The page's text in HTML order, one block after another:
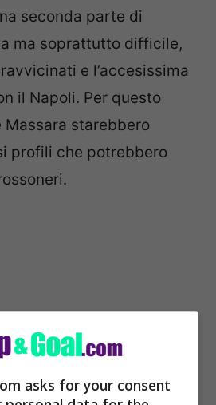
seconda parte di
ma soprattutto difficile,
e l’accesissima
il Napoli. Per questo
starebbero
profili che potrebbero
asks for your consent